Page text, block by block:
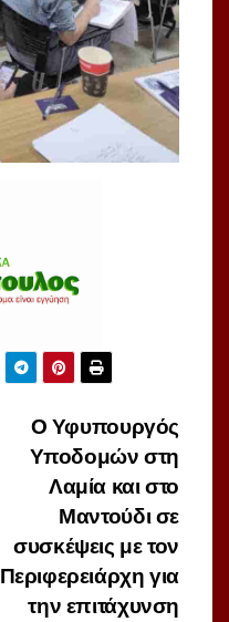
O Υφυπουργός
Υποδομών στη
Λαμία και στο
Μαντούδι σε
συσκέψεις με τον
Περιφερειάρχη για
την επιτάχυνση